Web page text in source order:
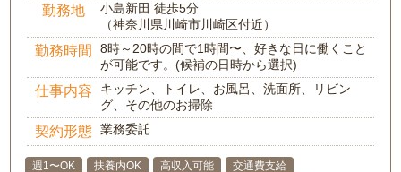
勤務地
小島新田 徒歩5分
（神奈川県川崎市川崎区付近）
勤務時間
8時～20時の間で1時間〜、好きな日に働くこと
が可能です。(候補の日時から選択)
仕事内容
キッチン、トイレ、お風呂、洗面所、リビン
グ、その他のお掃除
契約形態 業務委託
週1〜OK 扶養内OK 高収入可能
交通費支給